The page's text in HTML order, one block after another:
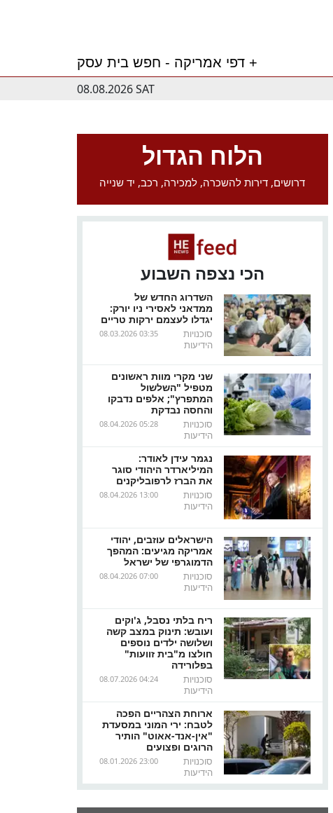
דפי אמריקה - חפש בית עסק +
08.08.2026 SAT
הלוח הגדול
דרושים, דירות להשכרה, למכירה, רכב, יד שנייה
הכי נצפה השבוע
השדרוג החדש של
ממדאני לאסירי ניו יורק:
יגדלו לעצמם ירקות טריים
08.03.2026 03:35
סוכנויות
הידיעות
שני מקרי מוות ראשונים
מטפיל "השלשול
המתפרץ"; אלפים נדבקו
והחסה נבדקת
08.04.2026 05:28
סוכנויות
הידיעות
נגמר עידן לאודר:
המיליארדר היהודי סוגר
את הברז לרפובליקנים
08.04.2026 13:00
סוכנויות
הידיעות
הישראלים עוזבים, יהודי
אמריקה מגיעים: המהפך
הדמוגרפי של ישראל
08.04.2026 07:00
סוכנויות
הידיעות
ריח בלתי נסבל, ג'וקים
ועובש: תינוק במצב קשה
ושלושה ילדים נוספים
חולצו מ"בית זוועות"
בפלורידה
08.07.2026 04:24
סוכנויות
הידיעות
ארוחת הצהריים הפכה
לטבח: ירי המוני במסעדת
"אין-אנד-אאוט" הותיר
הרוגים ופצועים
08.01.2026 23:00
סוכנויות
הידיעות